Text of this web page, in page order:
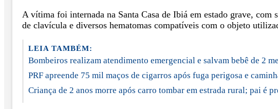
A vítima foi internada na Santa Casa de Ibiá em estado grave,
de clavícula e diversos hematomas compatíveis com o objeto
LEIA TAMBÉM:
Bombeiros realizam atendimento emergencial e salvam bebê de 2
PRF apreende 75 mil maços de cigarros após fuga perigosa e
Criança de 2 anos morre após carro tombar em estrada rural; pai é